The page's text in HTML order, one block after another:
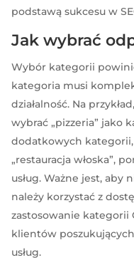
podstawą sukcesu w
Jak wybrać
Wybór kategorii
kategoria musi
działalność. Na
wybrać „pizzeria” jako
dodatkowych
„restauracja włoska”,
usług. Ważne jest, aby
należy korzystać z
zastosowanie kategorii
klientów
usług.